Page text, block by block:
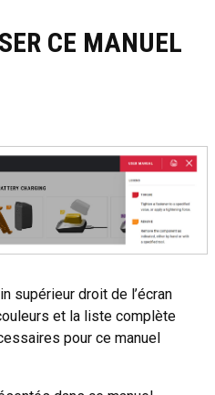
CE MANUEL
supérieur droit de l’écran
et la liste complète
pour ce manuel